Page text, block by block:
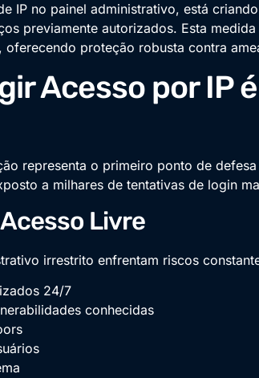
IP no painel administrativo, está
previamente autorizados. Esta
oferecendo proteção robusta contra
Acesso por IP é
representa o primeiro ponto de
a milhares de tentativas de login
Livre
irrestrito enfrentam riscos
24/7
conhecidas